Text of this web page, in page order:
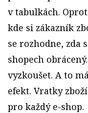
v tabulkách.
kde si zákazník
se rozhodne, zda
shopech
vyzkoušet. A to
efekt. Vratky
pro každý e-shop.